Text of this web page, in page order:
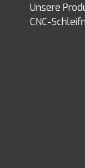
Unsere
CNC-